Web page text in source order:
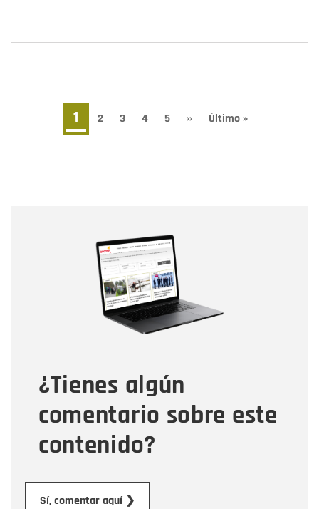
Paginación
Página
actual
1 Page
2 Page
3 Page
4 Page
5
Siguiente
››
Última
Último »
¿Tienes algún
comentario sobre este
contenido?
Sí, comentar aquí ❯
Correo electrónico
Tipo de comentario
Mensaje